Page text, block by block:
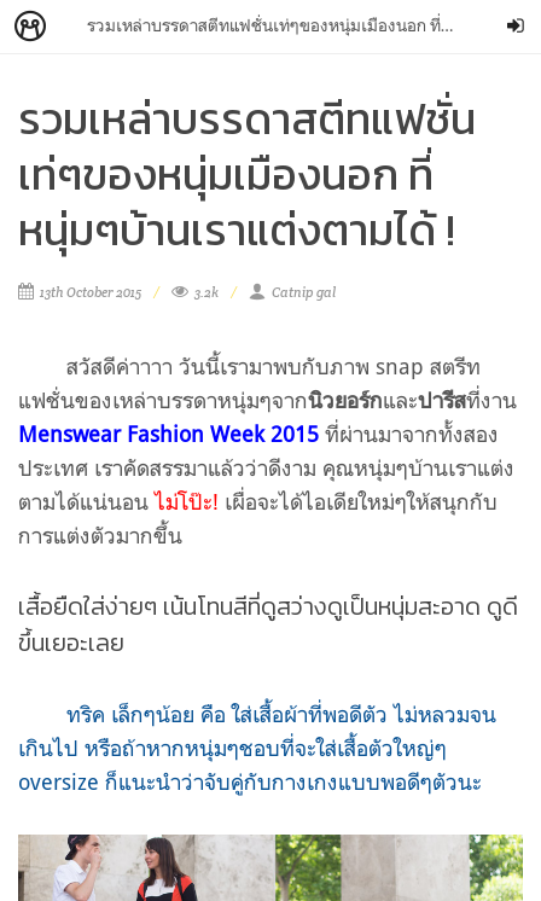
รวมเหล่าบรรดาสตีทแฟชั่นเท่ๆของหนุ่มเมืองนอก ที่หนุ่มๆบ้านเราแต่งตามได้ !
รวมเหล่าบรรดาสตีทแฟชั่น
เท่ๆของหนุ่มเมืองนอก ที่
หนุ่มๆบ้านเราแต่งตามได้ !
13th October 2015 3.2k Catnip gal
สวัสดีค่าาาา วันนี้เรามาพบกับภาพ snap สตรีท
แฟชั่นของเหล่าบรรดาหนุ่มๆจากนิวยอร์กและปารีสที่งาน
Menswear Fashion Week 2015 ที่ผ่านมาจากทั้งสอง
ประเทศ เราคัดสรรมาแล้วว่าดีงาม คุณหนุ่มๆบ้านเราแต่ง
ตามได้แน่นอนไม่โป๊ะ! เผื่อจะได้ไอเดียใหม่ๆให้สนุกกับ
การแต่งตัวมากขึ้น
เสื้อยืดใส่ง่ายๆ เน้นโทนสีที่ดูสว่างดูเป็นหนุ่มสะอาด ดูดี
ขึ้นเยอะเลย
ทริค เล็กๆน้อย คือ ใส่เสื้อผ้าที่พอดีตัว ไม่หลวมจน
เกินไป หรือถ้าหากหนุ่มๆชอบที่จะใส่เสื้อตัวใหญ่ๆ
oversize ก็แนะนำว่าจับคู่กับกางเกงแบบพอดีๆตัวนะ